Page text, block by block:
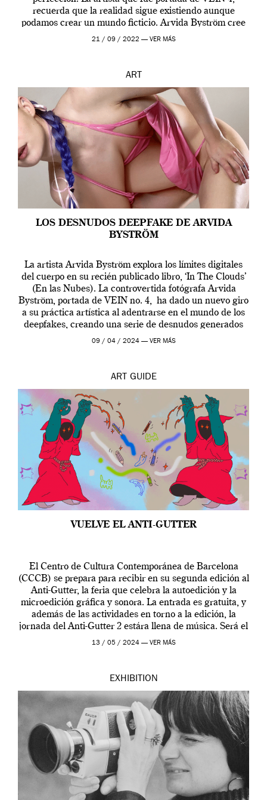
recuerda que la realidad sigue existiendo aunque
podamos crear un mundo ficticio. Arvida Byström cree
que los humanos tienen un complejo […]
21 / 09 / 2022 — VER MÁS
ART
LOS DESNUDOS DEEPFAKE DE ARVIDA
BYSTRÖM
La artista Arvida Byström explora los límites digitales
del cuerpo en su recién publicado libro, ‘In The Clouds’
(En las Nubes). La controvertida fotógrafa Arvida
Byström, portada de VEIN no. 4, ha dado un nuevo giro
a su práctica artística al adentrarse en el mundo de los
deepfakes, creando una serie de desnudos generados
por […]
09 / 04 / 2024 — VER MÁS
ART GUIDE
VUELVE EL ANTI-GUTTER
El Centro de Cultura Contemporánea de Barcelona
(CCCB) se prepara para recibir en su segunda edición al
Anti-Gutter, la feria que celebra la autoedición y la
microedición gráfica y sonora. La entrada es gratuita, y
además de las actividades en torno a la edición, la
jornada del Anti-Gutter 2 estára llena de música. Será el
[…]
13 / 05 / 2024 — VER MÁS
EXHIBITION